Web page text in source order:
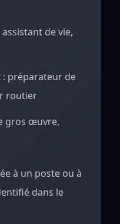
assistant de vie,
: préparateur de
routier
gros œuvre,
à un poste ou à
dans le